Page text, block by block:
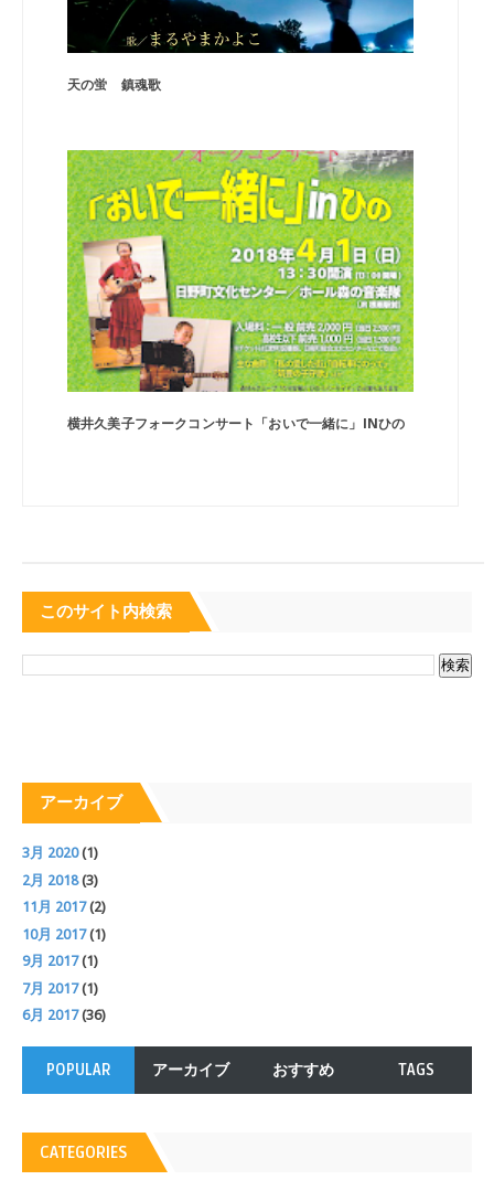
天の蛍 鎮魂歌
横井久美子フォークコンサート「おいで一緒に」INひの
このサイト内検索
アーカイブ
3月 2020(1)
2月 2018(3)
11月 2017(2)
10月 2017(1)
9月 2017(1)
7月 2017(1)
6月 2017(36)
POPULAR アーカイブ おすすめ TAGS
CATEGORIES